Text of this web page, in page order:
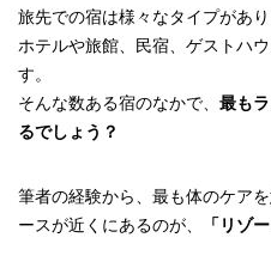
旅先での宿は様々なタイプがあり
ホテルや旅館、民宿、ゲストハ
す。
そんな数ある宿のなかで、 最も
るでしょう？
筆者の経験から、最も体のケア
ースが近くにあるのが、
「リゾ